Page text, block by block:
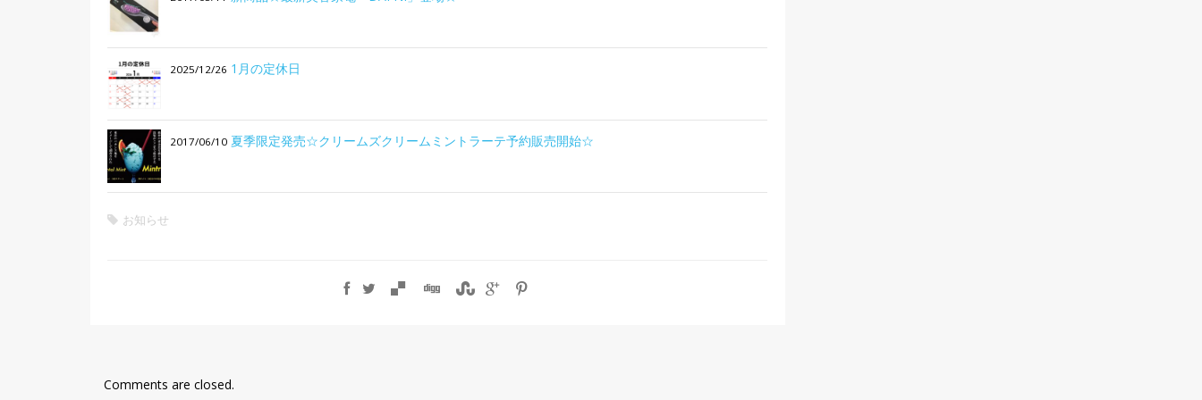
2025/12/26 1月の定休日
2017/06/10 夏季限定発売☆クリームズクリームミントラーテ予約販売開始☆
お知らせ
Comments are closed.